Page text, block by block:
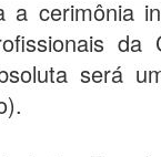
a cerimônia
da
será